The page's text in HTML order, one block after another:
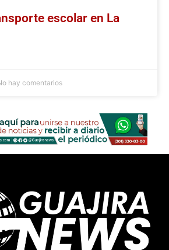
escolar en La
hay comentarios